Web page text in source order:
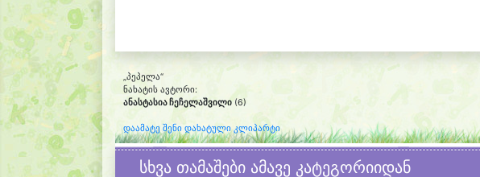
„პეპელა“
ნახატის ავტორი:
ანასტასია ჩეჩელაშვილი(6)
დაამატე შენი დახატული კლიპარტი
სხვა თამაშები ამავე კატეგორიიდან